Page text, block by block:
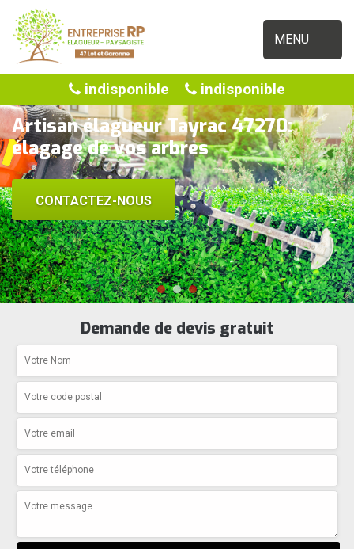
MENU
indisponible indisponible
Artisan élagueur Tayrac 47270:
élagage de vos arbres
CONTACTEZ-NOUS
Demande de devis gratuit